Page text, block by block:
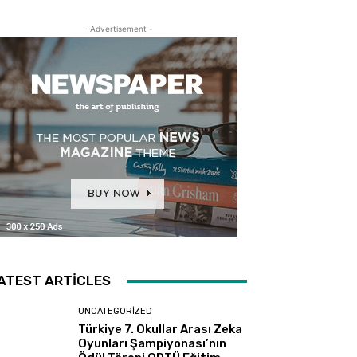
- Advertisement -
ARTICLES
UNCATEGORIZED
Türkiye 7. Okullar Arası Zeka
Oyunları Şampiyonası’nın